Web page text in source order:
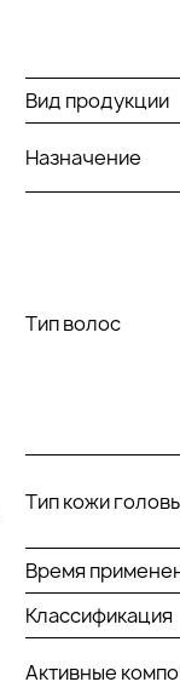
Вид продукции
Назначение
Тип волос
Тип кожи
Время
Классификация
Активные